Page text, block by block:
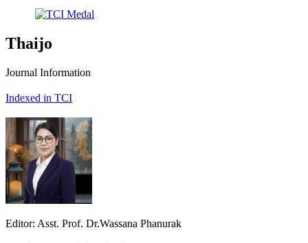
Thaijo
Journal Information
Indexed in TCI
Editor: Asst. Prof. Dr.Wassana Phanurak